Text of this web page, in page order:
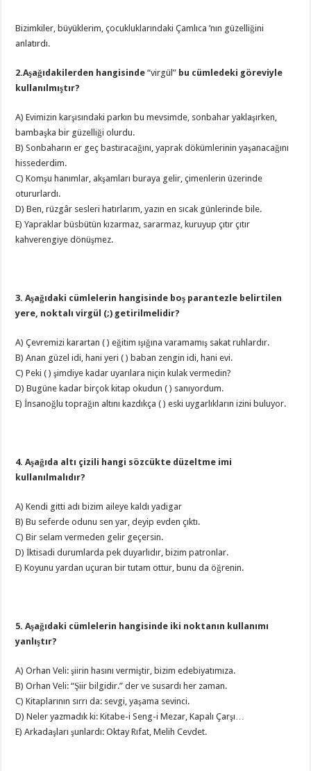
Bizimkiler, büyüklerim, çocukluklarındaki Çamlıca ’nın güzelliğini
anlatırdı.
2.Aşağıdakilerden hangisinde “virgül” bu cümledeki göreviyle
kullanılmıştır?
A) Evimizin karşısındaki parkın bu mevsimde, sonbahar yaklaşırken,
bambaşka bir güzelliği olurdu.
B) Sonbaharın er geç bastıracağını, yaprak dökümlerinin yaşanacağını
hissederdim.
C) Komşu hanımlar, akşamları buraya gelir, çimenlerin üzerinde
otururlardı.
D) Ben, rüzgâr sesleri hatırlarım, yazın en sıcak günlerinde bile.
E) Yapraklar büsbütün kızarmaz, sararmaz, kuruyup çıtır çıtır
kahverengiye dönüşmez.
3. Aşağıdaki cümlelerin hangisinde boş parantezle belirtilen
yere, noktalı virgül (;) getirilmelidir?
A) Çevremizi karartan ( ) eğitim ışığına varamamış sakat ruhlardır.
B) Anan güzel idi, hani yeri ( ) baban zengin idi, hani evi.
C) Peki ( ) şimdiye kadar uyarılara niçin kulak vermedin?
D) Bugüne kadar birçok kitap okudun ( ) sanıyordum.
E) İnsanoğlu toprağın altını kazdıkça ( ) eski uygarlıkların izini buluyor.
4. Aşağıda altı çizili hangi sözcükte düzeltme imi
kullanılmalıdır?
A) Kendi gitti adı bizim aileye kaldı yadigar
B) Bu seferde odunu sen yar, deyip evden çıktı.
C) Bir selam vermeden gelir geçersin.
D) İktisadi durumlarda pek duyarlıdır, bizim patronlar.
E) Koyunu yardan uçuran bir tutam ottur, bunu da öğrenin.
5. Aşağıdaki cümlelerin hangisinde iki noktanın kullanımı
yanlıştır?
A) Orhan Veli: şiirin hasını vermiştir, bizim edebiyatımıza.
B) Orhan Veli: “Şiir bilgidir.” der ve susardı her zaman.
C) Kitaplarının sırrı da: sevgi, yaşama sevinci.
D) Neler yazmadık ki: Kitabe-i Seng-i Mezar, Kapalı Çarşı…
E) Arkadaşları şunlardı: Oktay Rıfat, Melih Cevdet.